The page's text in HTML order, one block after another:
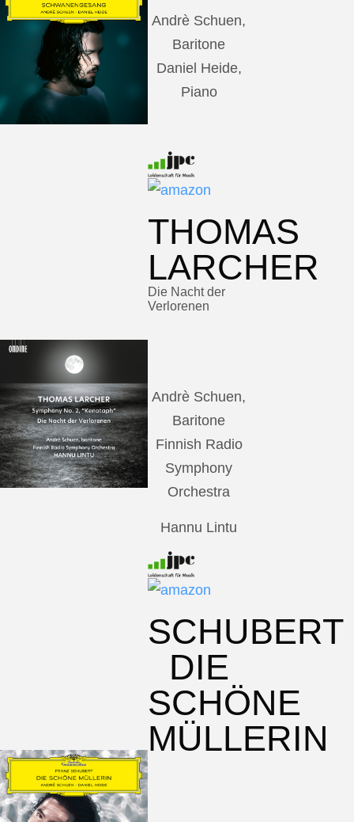
Andrè Schuen,
Baritone
Daniel Heide,
Piano
THOMAS
LARCHER
Die Nacht der
Verlorenen
Andrè Schuen,
Baritone
Finnish Radio
Symphony
Orchestra
Hannu Lintu
SCHUBERT
DIE
SCHÖNE
MÜLLERIN